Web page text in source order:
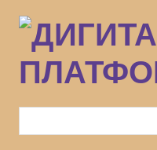
към
основното
съдържание